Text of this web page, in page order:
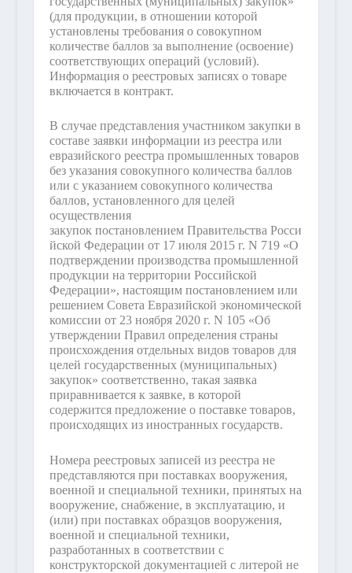
(для продукции, в отношении которой
установлены требования о совокупном
количестве баллов за выполнение (освоение)
соответствующих операций (условий).
Информация о реестровых записях о товаре
включается в контракт.
В случае представления участником закупки в
составе заявки информации из реестра или
евразийского реестра промышленных товаров
без указания совокупного количества баллов
или с указанием совокупного количества
баллов, установленного для целей
осуществления
закупок постановлением Правительства Росси
йской Федерации от 17 июля 2015 г. N 719 «О
подтверждении производства промышленной
продукции на территории Российской
Федерации», настоящим постановлением или
решением Совета Евразийской экономической
комиссии от 23 ноября 2020 г. N 105 «Об
утверждении Правил определения страны
происхождения отдельных видов товаров для
целей государственных (муниципальных)
закупок» соответственно, такая заявка
приравнивается к заявке, в которой
содержится предложение о поставке товаров,
происходящих из иностранных государств.
Номера реестровых записей из реестра не
представляются при поставках вооружения,
военной и специальной техники, принятых на
вооружение, снабжение, в эксплуатацию, и
(или) при поставках образцов вооружения,
военной и специальной техники,
разработанных в соответствии с
конструкторской документацией с литерой не